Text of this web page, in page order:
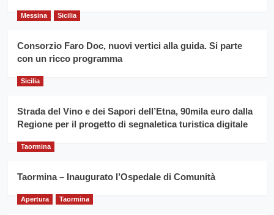
grano
anno
Franco
Caruso
Messina Sicilia
Consorzio Faro Doc, nuovi vertici alla guida. Si parte
con un ricco programma
Sicilia
Strada del Vino e dei Sapori dell’Etna, 90mila euro dalla
Regione per il progetto di segnaletica turistica digitale
Taormina
Taormina – Inaugurato l’Ospedale di Comunità
Apertura Taormina